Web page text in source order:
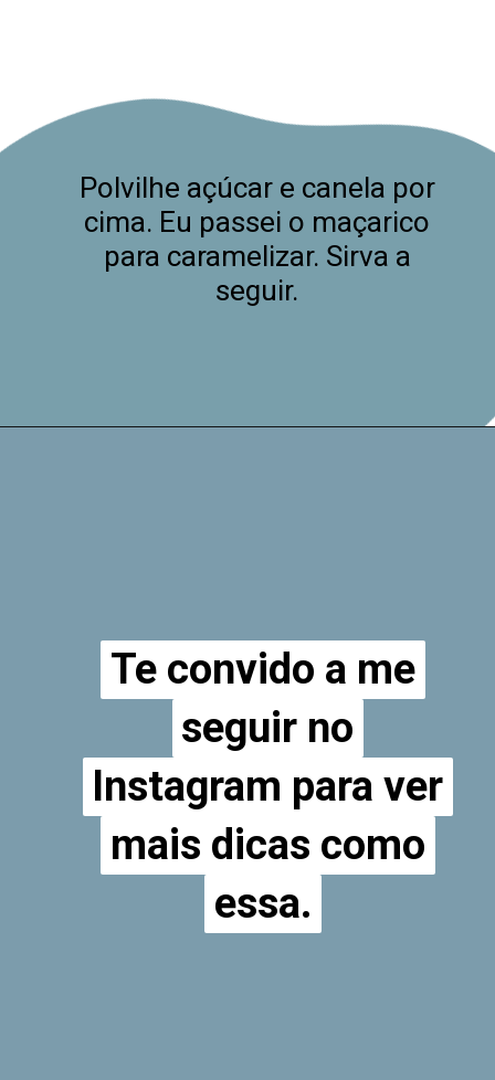
Polvilhe açúcar e canela por
cima. Eu passei o maçarico
para caramelizar. Sirva a
seguir.
Te convido a me
seguir no
Instagram para ver
mais dicas como
essa.
Te convido a me
seguir no
Instagram para ver
mais dicas como
essa.